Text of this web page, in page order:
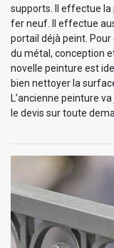
supports. Il effectue la
fer neuf. Il effectue
portail déjà peint.
du métal, conception
novelle peinture est
bien nettoyer la
L’ancienne peinture
le devis sur toute